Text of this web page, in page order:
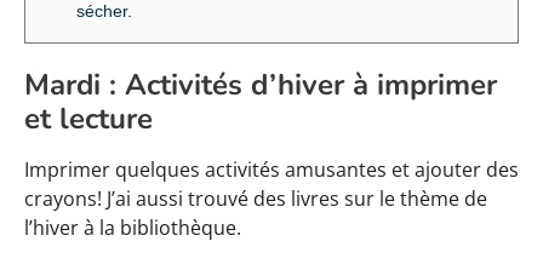
sécher.
Mardi : Activités d’hiver à imprimer
et lecture
Imprimer quelques activités amusantes et ajouter des
crayons! J’ai aussi trouvé des livres sur le thème de
l’hiver à la bibliothèque.